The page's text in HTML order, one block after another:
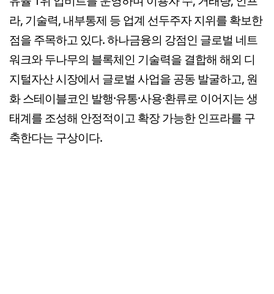
라, 기술력, 내부통제 등 업계 선두주자 지위를 확보한
점을 주목하고 있다. 하나금융의 강점인 글로벌 네트
워크와 두나무의 블록체인 기술력을 결합해 해외 디
지털자산 시장에서 글로벌 사업을 공동 발굴하고, 원
화 스테이블코인 발행·유통·사용·환류로 이어지는 생
태계를 조성해 안정적이고 확장 가능한 인프라를 구
축한다는 구상이다.